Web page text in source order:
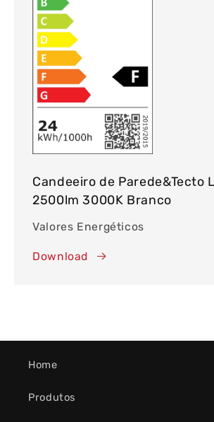
Candeeiro de Parede&Tecto
2500lm 3000K Branco
Valores Energéticos
Download
Home
Produtos